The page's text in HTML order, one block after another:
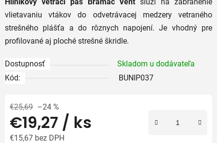
vlietavaniu vtákov do odvetrávacej medzery vetraného
strešného plášťa a do rôznych napojení. Je vhodný pre
profilované aj ploché strešné škridle.
Dostupnosť
Skladom u dodávateľa
Kód:
BUNIP037
€25,69 –24 %
€19,27 / ks
€15,67 bez DPH